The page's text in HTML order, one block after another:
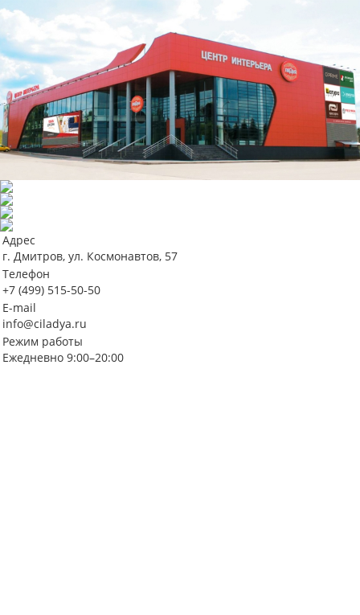
Адрес
г. Дмитров, ул. Космонавтов, 57
Телефон
+7 (499) 515-50-50
E-mail
info@ciladya.ru
Режим работы
Ежедневно 9:00–20:00